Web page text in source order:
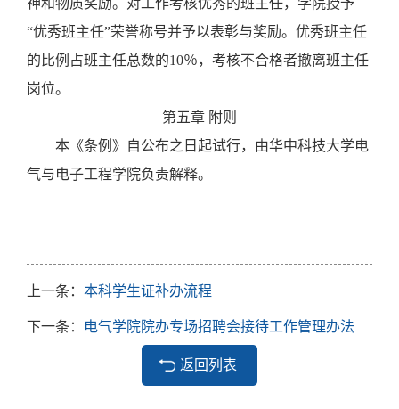
神和物质奖励。对工作考核优秀的班主任，学院授予
“优秀班主任”荣誉称号并予以表彰与奖励。优秀班主任
的比例占班主任总数的10％，考核不合格者撤离班主任
岗位。
第五章 附则
本《条例》自公布之日起试行，由华中科技大学电
气与电子工程学院负责解释。
上一条： 本科学生证补办流程
下一条： 电气学院院办专场招聘会接待工作管理办法
返回列表